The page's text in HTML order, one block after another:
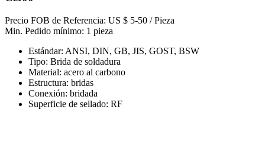
Precio FOB de Referencia: US $ 5-50 / Pieza
Min. Pedido mínimo: 1 pieza
Estándar: ANSI, DIN, GB, JIS, GOST, BSW
Tipo: Brida de soldadura
Material: acero al carbono
Estructura: bridas
Conexión: bridada
Superficie de sellado: RF